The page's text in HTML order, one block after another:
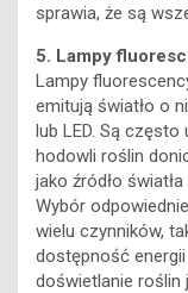
sprawia, że są
5. Lampy
Lampy
emitują światło o
lub LED. Są
hodowli roślin
jako źródło
Wybór
wielu czynników,
dostępność
doświetlanie roślin